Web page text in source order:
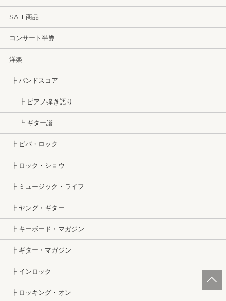
SALE商品
コンサート半券
洋楽
┣ バンドスコア
┣ ピアノ弾き語り
┗ ギター譜
┣ ビバ・ロック
┣ ロック・ショウ
┣ ミュージック・ライフ
┣ ヤング・ギター
┣ キーボード・マガジン
┣ ギター・マガジン
┣ インロック
┣ ロッキング・オン